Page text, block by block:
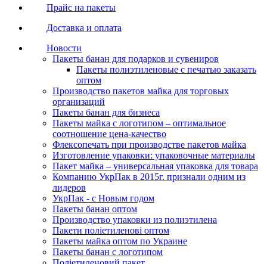
Прайс на пакеты
Доставка и оплата
Новости
Пакеты банан для подарков и сувениров
Пакеты полиэтиленовые с печатью заказать
оптом
Производство пакетов майка для торговых
организаций
Пакеты банан для бизнеса
Пакеты майка с логотипом – оптимальное
соотношение цена-качество
Флексопечать при производстве пакетов майка
Изготовление упаковки: упаковочные материалы
Пакет майка – универсальная упаковка для товара
Компанию УкрПак в 2015г. признали одним из
лидеров
УкрПак - с Новым годом
Пакеты банан оптом
Производство упаковки из полиэтилена
Пакети поліетиленові оптом
Пакеты майка оптом по Украине
Пакеты банан с логотипом